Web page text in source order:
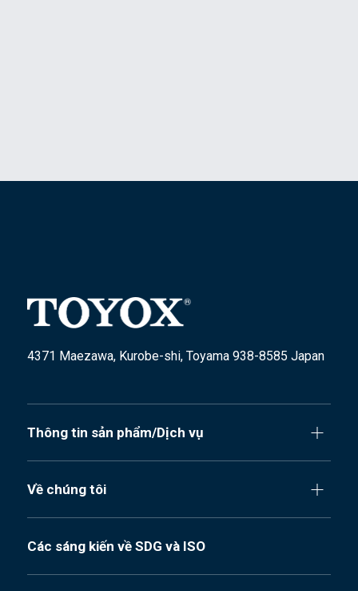
4371 Maezawa, Kurobe-shi, Toyama 938-8585 Japan
Thông tin sản phẩm/Dịch vụ
Về chúng tôi
Các sáng kiến về SDG và ISO